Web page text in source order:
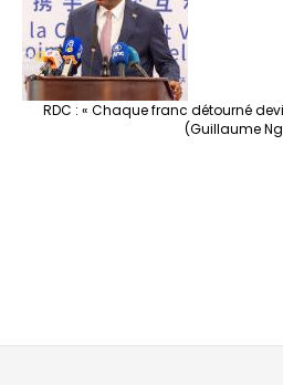
RDC : « Chaque franc détourné
(Guillaume